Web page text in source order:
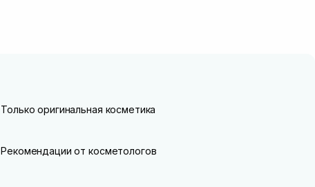
Только оригинальная косметика
Рекомендации от косметологов